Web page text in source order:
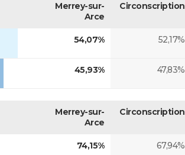
Merrey-sur-
Arce
Circonscription
54,07% 52,17%
45,93% 47,83%
Merrey-sur-
Arce
Circonscription
74,15% 67,94%